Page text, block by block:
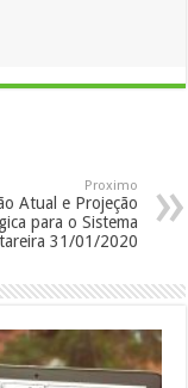
Proximo
Atual e Projeção
para o Sistema
31/01/2020